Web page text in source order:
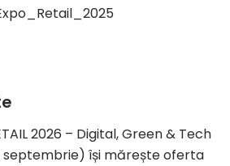
2026 – Digital, Green & Tech
septembrie) își mărește oferta